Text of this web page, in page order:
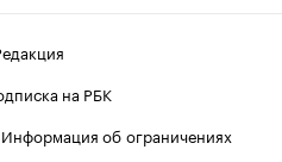
на РБК
Информация об ограничениях